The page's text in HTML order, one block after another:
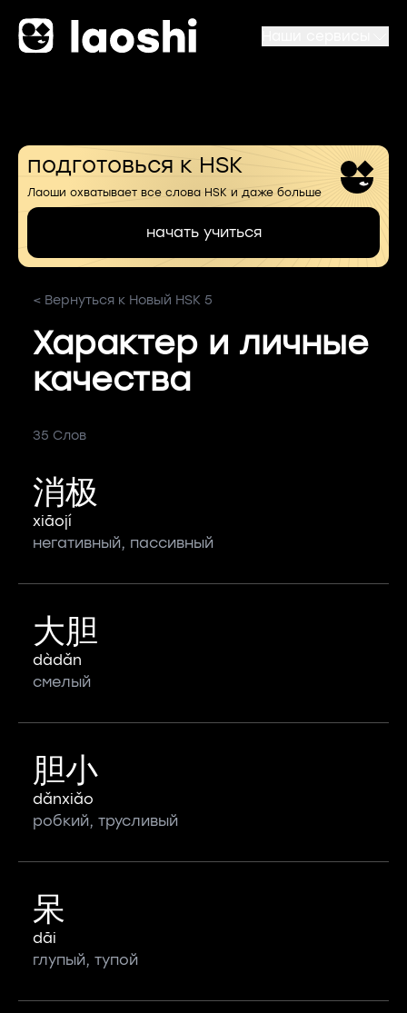
подготовься к HSK
Лаоши охватывает все слова HSK и даже больше
начать учиться
< Вернуться к Новый HSK 5
Характер и личные
качества
35 Слов
消极
xiāojí
негативный, пассивный
大胆
dàdǎn
смелый
胆小
dǎnxiǎo
робкий, трусливый
呆
dāi
глупый, тупой